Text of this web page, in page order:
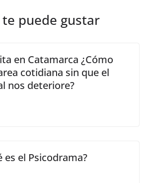
p k
puede gustar
en Catamarca ¿Cómo
cotidiana sin que el
nos deteriore?
es el Psicodrama?